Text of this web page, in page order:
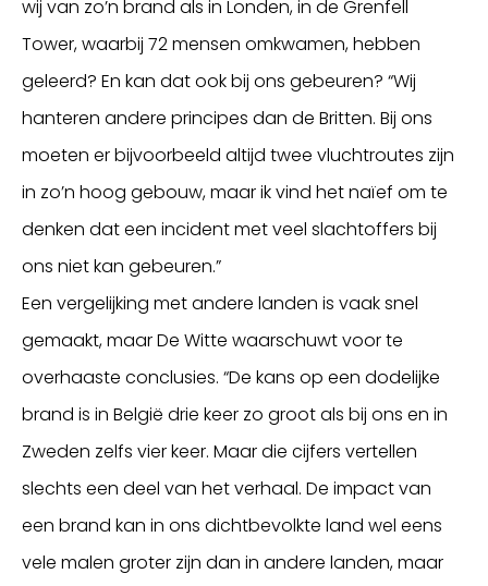
wij van zo’n brand als in Londen, in de Grenfell
Tower, waarbij 72 mensen omkwamen, hebben
geleerd? En kan dat ook bij ons gebeuren? “Wij
hanteren andere principes dan de Britten. Bij ons
moeten er bijvoorbeeld altijd twee vluchtroutes zijn
in zo’n hoog gebouw, maar ik vind het naïef om te
denken dat een incident met veel slachtoffers bij
ons niet kan gebeuren.”
Een vergelijking met andere landen is vaak snel
gemaakt, maar De Witte waarschuwt voor te
overhaaste conclusies. “De kans op een dodelijke
brand is in België drie keer zo groot als bij ons en in
Zweden zelfs vier keer. Maar die cijfers vertellen
slechts een deel van het verhaal. De impact van
een brand kan in ons dichtbevolkte land wel eens
vele malen groter zijn dan in andere landen, maar